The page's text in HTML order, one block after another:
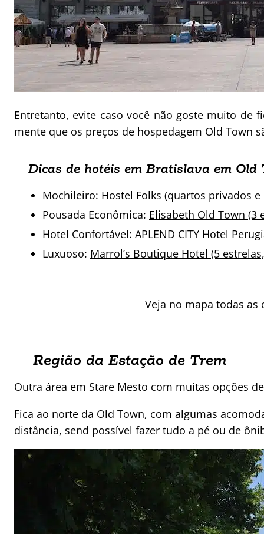
Entretanto, evite caso você não goste muito de
mente que os preços de hospedagem Old Town
Dicas de hotéis em Bratislava em Old
Mochileiro: Hostel Folks (quartos privados
Pousada Econômica: Elisabeth Old Town (3
Hotel Confortável: APLEND CITY Hotel
Luxuoso: Marrol’s Boutique Hotel (5
Veja no mapa todas as
Região da Estação de Trem
Outra área em Stare Mesto com muitas opções
Fica ao norte da Old Town, com algumas
distância, send possível fazer tudo a pé ou de